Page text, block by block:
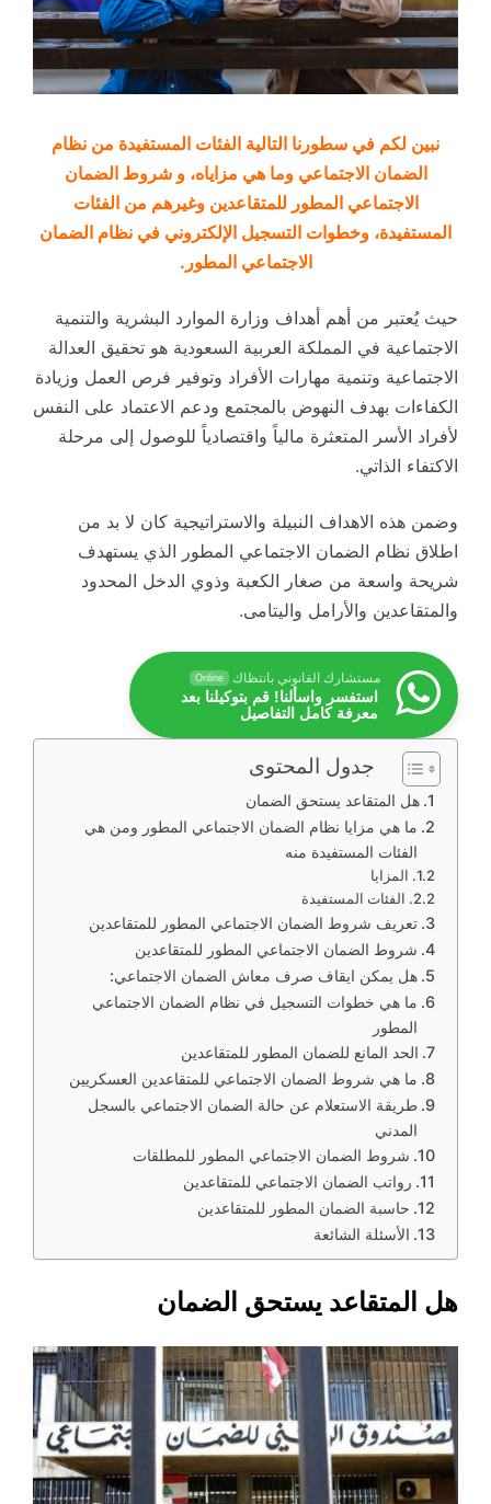
نبين لكم في سطورنا التالية الفئات المستفيدة من نظام
الضمان الاجتماعي وما هي مزاياه، و شروط الضمان
الاجتماعي المطور للمتقاعدين وغيرهم من الفئات
المستفيدة، وخطوات التسجيل الإلكتروني في نظام الضمان
الاجتماعي المطور.
حيث يُعتبر من أهم أهداف وزارة الموارد البشرية والتنمية
الاجتماعية في المملكة العربية السعودية هو تحقيق العدالة
الاجتماعية وتنمية مهارات الأفراد وتوفير فرص العمل وزيادة
الكفاءات بهدف النهوض بالمجتمع ودعم الاعتماد على النفس
لأفراد الأسر المتعثرة مالياً واقتصادياً للوصول إلى مرحلة
الاكتفاء الذاتي.
وضمن هذه الاهداف النبيلة والاستراتيجية كان لا بد من
اطلاق نظام الضمان الاجتماعي المطور الذي يستهدف
شريحة واسعة من صغار الكعبة وذوي الدخل المحدود
والمتقاعدين والأرامل واليتامى.
مستشارك القانوني بانتظاك Online
استفسر واسألنا! قم بتوكيلنا بعد
معرفة كامل التفاصيل
جدول المحتوى
هل المتقاعد يستحق الضمان
ما هي مزايا نظام الضمان الاجتماعي المطور ومن هي
الفئات المستفيدة منه
المزايا
الفئات المستفيدة
تعريف شروط الضمان الاجتماعي المطور للمتقاعدين
شروط الضمان الاجتماعي المطور للمتقاعدين
هل يمكن ايقاف صرف معاش الضمان الاجتماعي:
ما هي خطوات التسجيل في نظام الضمان الاجتماعي
المطور
الحد المانع للضمان المطور للمتقاعدين
ما هي شروط الضمان الاجتماعي للمتقاعدين العسكريين
طريقة الاستعلام عن حالة الضمان الاجتماعي بالسجل
المدني
شروط الضمان الاجتماعي المطور للمطلقات
رواتب الضمان الاجتماعي للمتقاعدين
حاسبة الضمان المطور للمتقاعدين
الأسئلة الشائعة
هل المتقاعد يستحق الضمان